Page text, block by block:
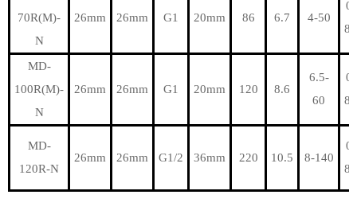
70R(M)-
N
26mm 26mm G1 20mm 86 6.7 4-50
0-
80
MD-
100R(M)-
N
26mm 26mm G1 20mm 120 8.6
6.5-
60
0-
80
MD-
120R-N
26mm 26mm G1/2 36mm 220 10.5 8-140
0-
80